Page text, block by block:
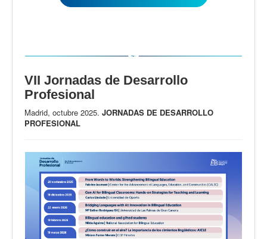
VII Jornadas de Desarrollo
Profesional
Madrid, octubre 2025. JORNADAS DE DESARROLLO
PROFESIONAL